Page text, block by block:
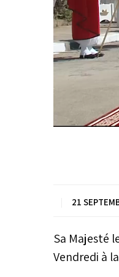
21
Sa Majesté
Vendredi à